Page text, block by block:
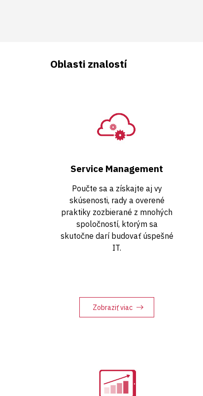
Oblasti znalostí
Service Management
Poučte sa a získajte aj vy
skúsenosti, rady a overené
praktiky zozbierané z mnohých
spoločností, ktorým sa
skutočne darí budovať úspešné
IT.
Zobraziť viac